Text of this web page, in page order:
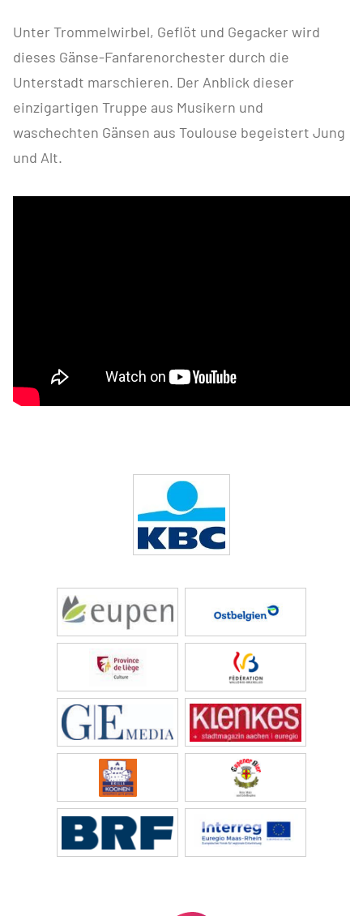
Unter Trommelwirbel, Geflöt und Gegacker wird
dieses Gänse-Fanfarenorchester durch die
Unterstadt marschieren. Der Anblick dieser
einzigartigen Truppe aus Musikern und
waschechten Gänsen aus Toulouse begeistert Jung
und Alt.